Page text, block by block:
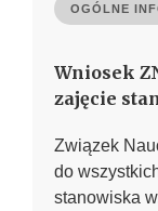
OGÓLNE
Wniosek
zajęcie
Związek
do
stanowiska